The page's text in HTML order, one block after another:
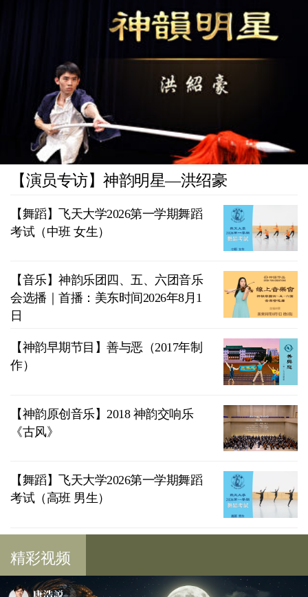
【演员专访】神韵明星—洪绍豪
【舞蹈】飞天大学2026第一学期舞蹈
考试（中班 女生）
【音乐】神韵乐团四、五、六团音乐
会选播｜首播：美东时间2026年8月1
日
【神韵早期节目】善与恶（2017年制
作）
【神韵原创音乐】2018 神韵交响乐
《古风》
【舞蹈】飞天大学2026第一学期舞蹈
考试（高班 男生）
精彩视频